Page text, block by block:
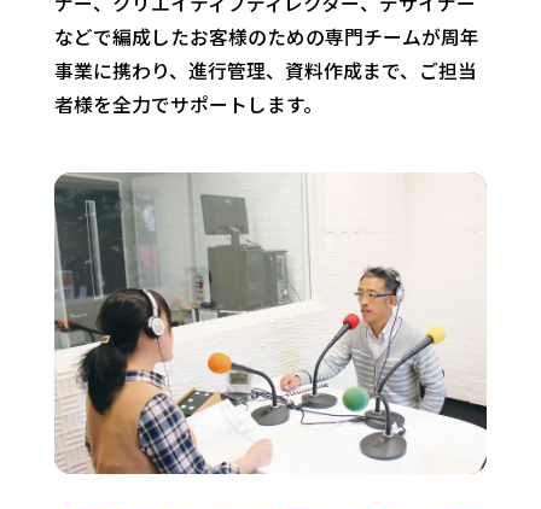
などで編成したお客様のための専門チームが周年
事業に携わり、進行管理、資料作成まで、ご担当
者様を全力でサポートします。